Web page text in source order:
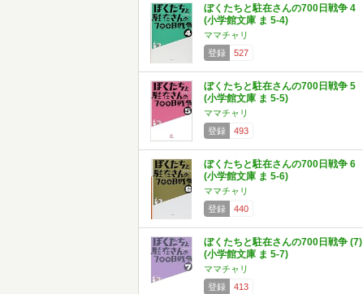
ぼくたちと駐在さんの700日戦争 4
(小学館文庫 ま 5-4)
ママチャリ
登録
527
ぼくたちと駐在さんの700日戦争 5
(小学館文庫 ま 5-5)
ママチャリ
登録
493
ぼくたちと駐在さんの700日戦争 6
(小学館文庫 ま 5-6)
ママチャリ
登録
440
ぼくたちと駐在さんの700日戦争 (7)
(小学館文庫 ま 5-7)
ママチャリ
登録
413